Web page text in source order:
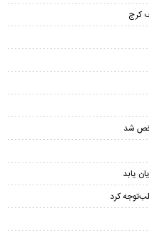
شد
یابد
کرد